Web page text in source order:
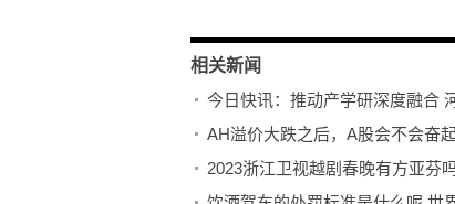
相关新闻
今日快讯：推动产学研深度融合
AH溢价大跌之后，A股会不会奋
2023浙江卫视越剧春晚有方亚芬